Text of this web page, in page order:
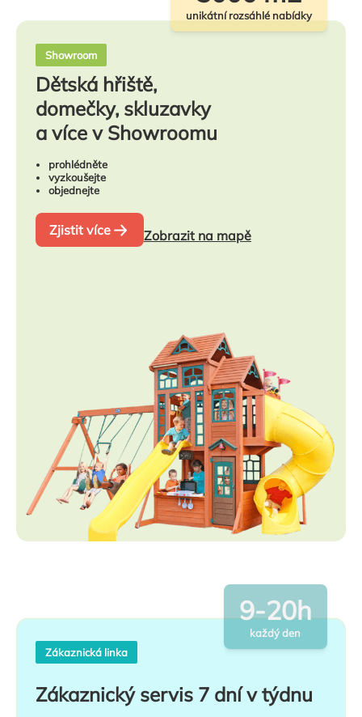
Showroom
Dětská hřiště,
domečky, skluzavky
a více v Showroomu
prohlédněte
vyzkoušejte
objednejte
Zjistit více Zobrazit na mapě
unikátní rozsáhlé nabídky
Zákaznická linka
Zákaznický servis 7 dní v týdnu
9-20h
každý den